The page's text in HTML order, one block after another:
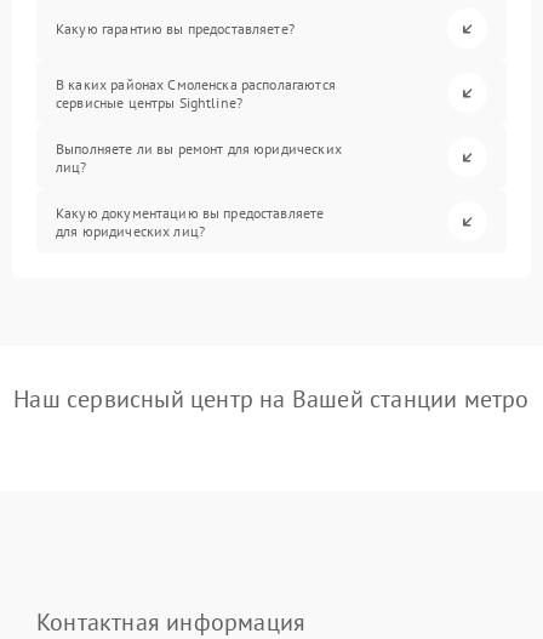
Какую гарантию вы предоставляете?
В каких районах Смоленска располагаются
сервисные центры Sightline?
Выполняете ли вы ремонт для юридических
лиц?
Какую документацию вы предоставляете
для юридических лиц?
Наш сервисный центр на Вашей станции метро
Контактная информация